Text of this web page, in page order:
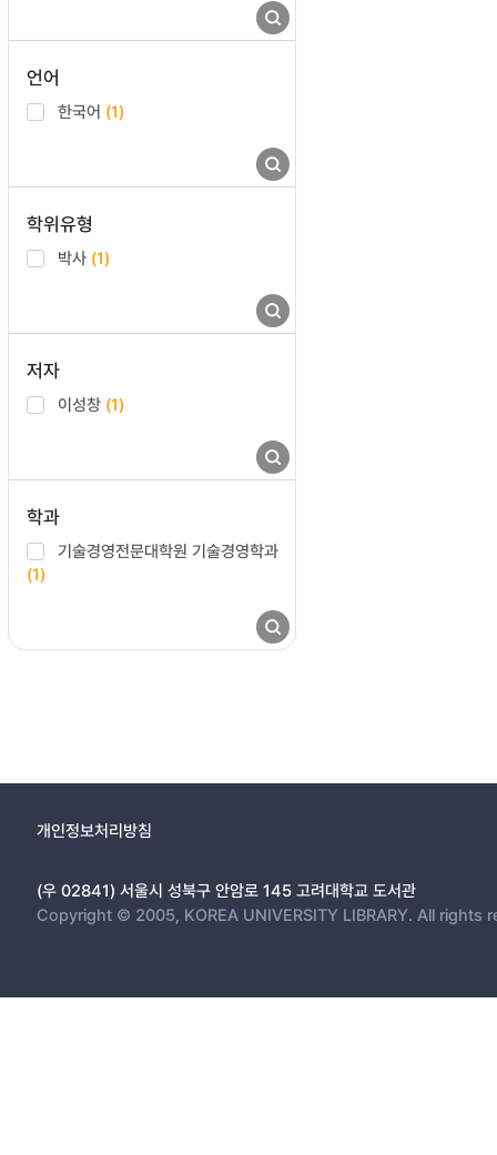
언어
한국어 (1)
학위유형
박사 (1)
저자
이성창 (1)
학과
기술경영전문대학원 기술경영학과
(1)
개인정보처리방침
(우 02841) 서울시 성북구 안암로 145 고려대학교 도서관
Copyright © 2005, KOREA UNIVERSITY LIBRARY. All rights